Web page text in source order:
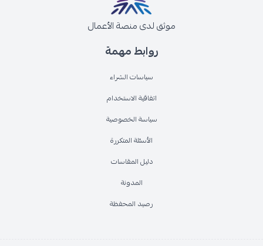
روابط مهمة
سياسات الشراء
اتفاقية الاستخدام
سياسة الخصوصية
الأسئلة المتكررة
دليل المقاسات
المدونة
رصيد المحفظة
موثق لدى منصة الأعمال